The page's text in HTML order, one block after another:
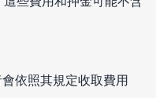
依照其規定收取費用